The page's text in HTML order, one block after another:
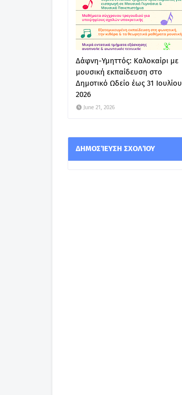
Δάφνη-Υμηττός: Καλοκαίρι με
μουσική εκπαίδευση στο
Δημοτικό Ωδείο έως 31 Ιουλίου
2026
June 21, 2026
ΔΗΜΟΣΊΕΥΣΗ ΣΧΟΛΊΟΥ